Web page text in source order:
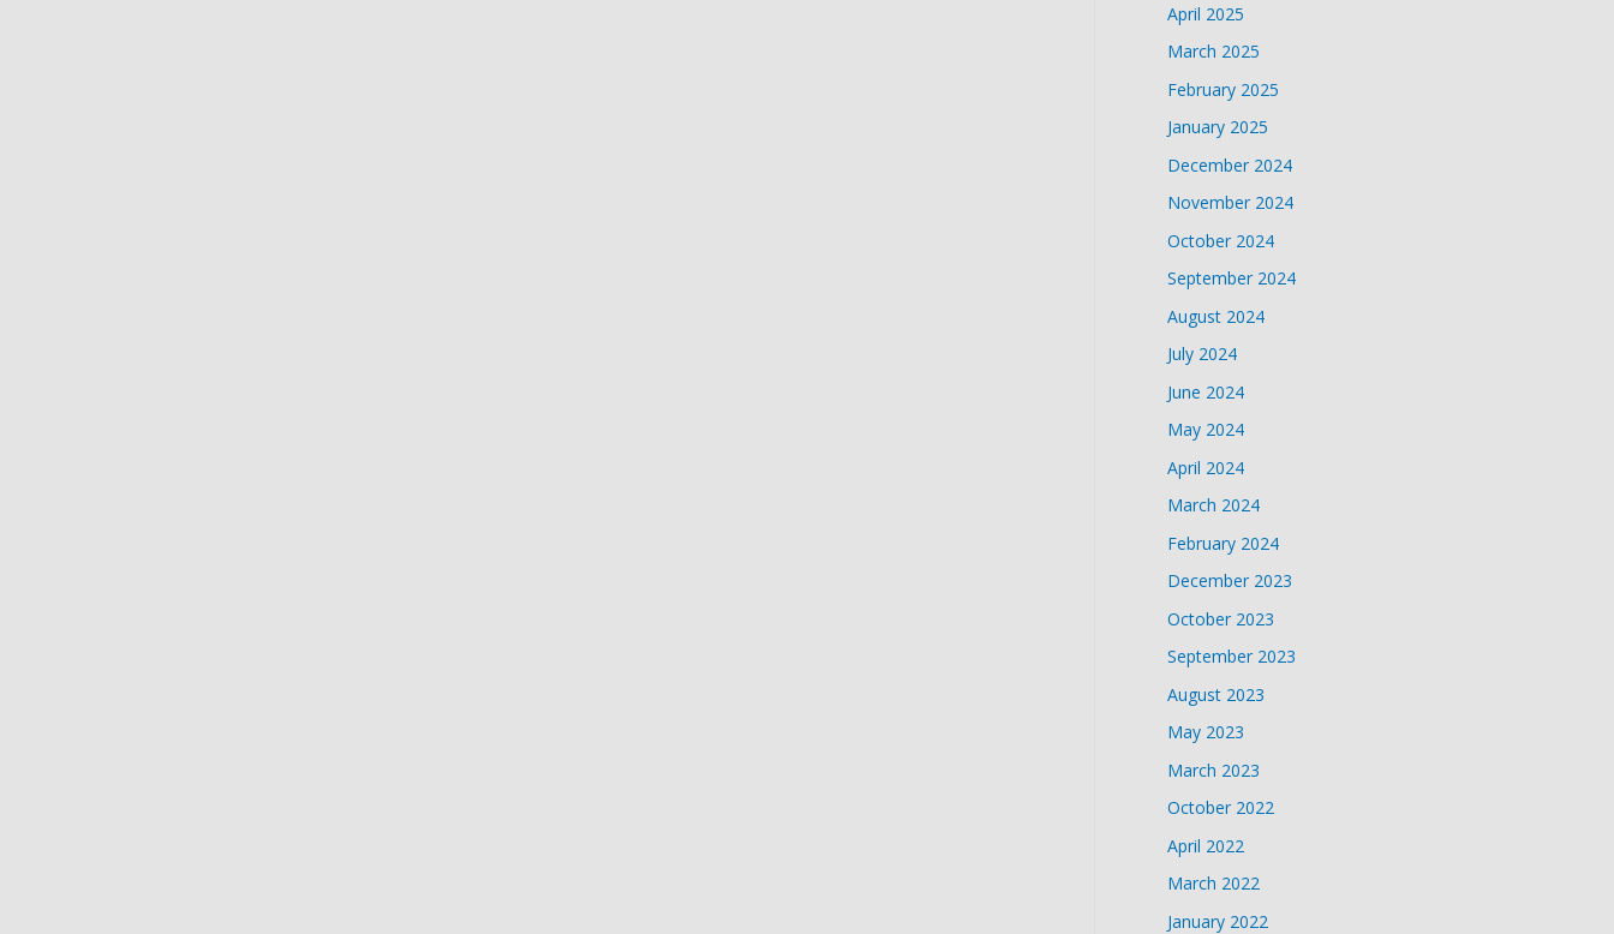
April 2025
March 2025
February 2025
January 2025
December 2024
November 2024
October 2024
September 2024
August 2024
July 2024
June 2024
May 2024
April 2024
March 2024
February 2024
December 2023
October 2023
September 2023
August 2023
May 2023
March 2023
October 2022
April 2022
March 2022
January 2022